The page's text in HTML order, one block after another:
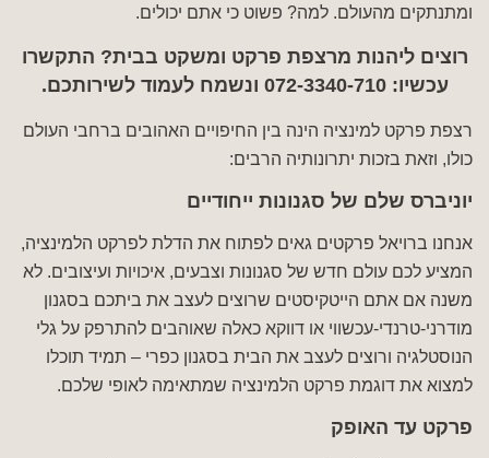
ומתנתקים מהעולם. למה? פשוט כי אתם יכולים.
רוצים ליהנות מרצפת פרקט ומשקט בבית? התקשרו
עכשיו: 072-3340-710 ונשמח לעמוד לשירותכם.
רצפת פרקט למינציה הינה בין החיפויים האהובים ברחבי העולם
כולו, וזאת בזכות יתרונותיה הרבים:
יוניברס שלם של סגנונות ייחודיים
אנחנו ברויאל פרקטים גאים לפתוח את הדלת לפרקט הלמינציה,
המציע לכם עולם חדש של סגנונות וצבעים, איכויות ועיצובים. לא
משנה אם אתם הייטקיסטים שרוצים לעצב את ביתכם בסגנון
מודרני-טרנדי-עכשווי או דווקא כאלה שאוהבים להתרפק על גלי
הנוסטלגיה ורוצים לעצב את הבית בסגנון כפרי – תמיד תוכלו
למצוא את דוגמת פרקט הלמינציה שמתאימה לאופי שלכם.
פרקט עד האופק